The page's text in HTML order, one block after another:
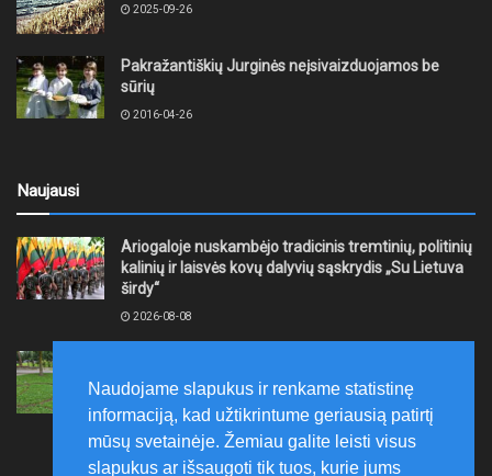
2025-09-26
Pakražantiškių Jurginės neįsivaizduojamos be
sūrių
2016-04-26
Naujausi
Ariogaloje nuskambėjo tradicinis tremtinių, politinių
kalinių ir laisvės kovų dalyvių sąskrydis „Su Lietuva
širdy“
2026-08-08
laikytis Kelių eismo taisyklių, tausoti aplinką
2026-08-08
Naudojame slapukus ir renkame statistinę
informaciją, kad užtikrintume geriausią patirtį
mūsų svetainėje. Žemiau galite leisti visus
slapukus ar išsaugoti tik tuos, kurie jums